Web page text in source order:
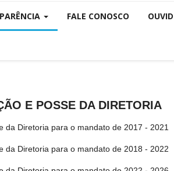
FALE CONOSCO
E POSSE DA DIRETORIA
da Diretoria para o mandato de 2017 - 2021
da Diretoria para o mandato de 2018 - 2022